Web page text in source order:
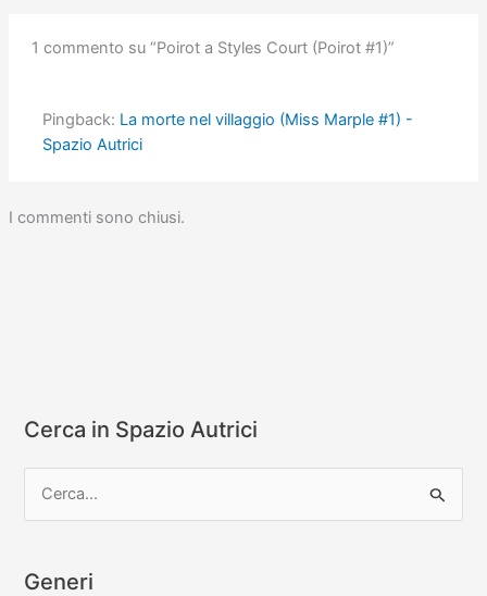
1 commento su “Poirot a Styles Court (Poirot #1)”
Pingback: La morte nel villaggio (Miss Marple #1) -
Spazio Autrici
I commenti sono chiusi.
Cerca in Spazio Autrici
c
Generi